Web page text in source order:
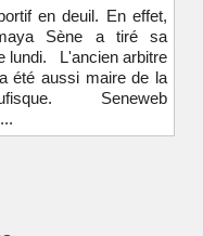
en deuil. En effet,
Sène a tiré sa
lundi. L'ancien arbitre
été aussi maire de la
Seneweb